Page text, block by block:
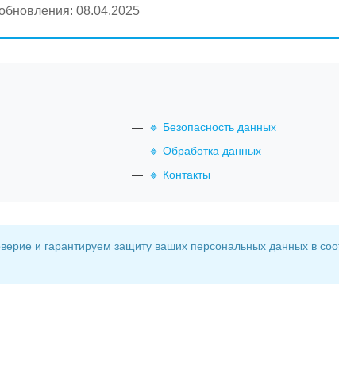
08.04.2025
🔹 Безопасность данных
🔹 Обработка данных
🔹 Контакты
и гарантируем защиту ваших персональных данных в